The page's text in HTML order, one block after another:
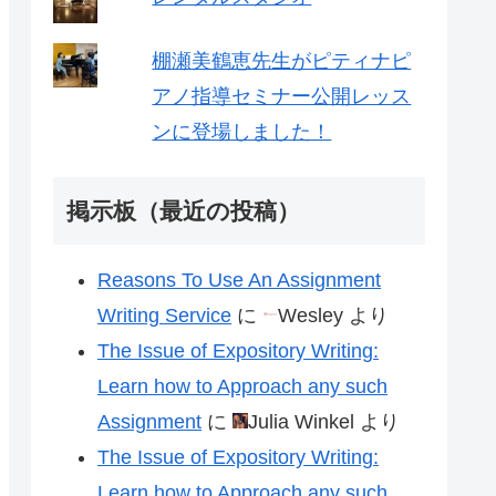
棚瀬美鶴恵先生がピティナピ
アノ指導セミナー公開レッス
ンに登場しました！
掲示板（最近の投稿）
Reasons To Use An Assignment
Writing Service に Wesley より
The Issue of Expository Writing:
Learn how to Approach any such
Assignment に Julia Winkel より
The Issue of Expository Writing: